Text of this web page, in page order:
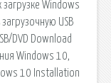
Windows
USB
DVD Download
Windows 10,
10 Installation